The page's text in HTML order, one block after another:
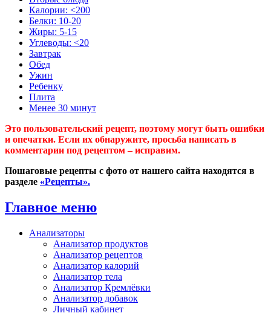
Калории: <200
Белки: 10-20
Жиры: 5-15
Углеводы: <20
Завтрак
Обед
Ужин
Ребенку
Плита
Менее 30 минут
Это пользовательский рецепт, поэтому могут быть ошибки
и опечатки. Если их обнаружите, просьба написать в
комментарии под рецептом – исправим.
Пошаговые рецепты с фото от нашего сайта находятся в
разделе «Рецепты».
Главное меню
Анализаторы
Анализатор продуктов
Анализатор рецептов
Анализатор калорий
Анализатор тела
Анализатор Кремлёвки
Анализатор добавок
Личный кабинет